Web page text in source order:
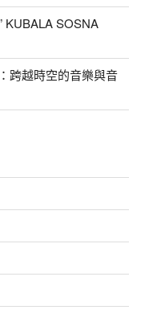
KUBALA SOSNA
跨越時空的音樂與音